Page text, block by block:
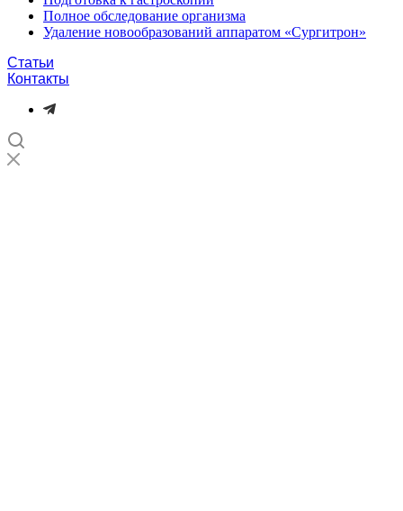
Полное обследование организма
Удаление новообразований аппаратом «Сургитрон»‎
Статьи
Контакты